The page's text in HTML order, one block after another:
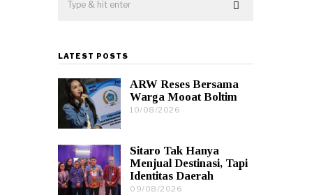
LATEST POSTS
ARW Reses Bersama
Warga Mooat Boltim
10/08/2026
8
/
2
0
Sitaro Tak Hanya
Menjual Destinasi, Tapi
Identitas Daerah
09/08/2026